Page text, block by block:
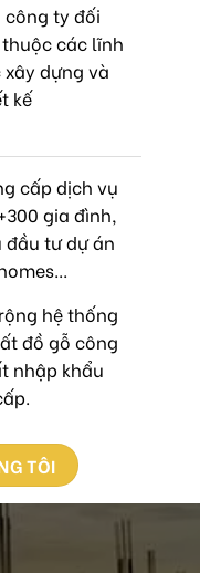
công ty đối
các lĩnh
xây dựng và
kế
cấp dịch vụ
gia đình,
đầu tư dự án
hệ thống
đồ gỗ công
nhập khẩu
TÔI